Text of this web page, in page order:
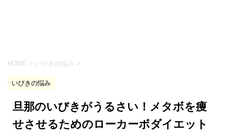
HOME > いびきの悩み >
いびきの悩み
旦那のいびきがうるさい！メタボを痩
せさせるためのローカーボダイエット